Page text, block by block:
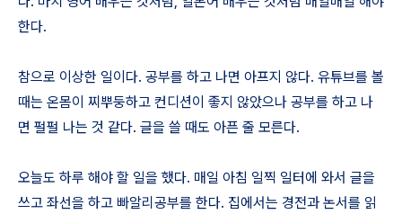
한다.
참으로 이상한 일이다. 공부를 하고 나면 아프지 않다. 유튜브를 볼
때는 온몸이 찌뿌둥하고 컨디션이 좋지 않았으나 공부를 하고 나
면 펄펄 나는 것 같다. 글을 쓸 때도 아픈 줄 모른다.
오늘도 하루 해야 할 일을 했다. 매일 아침 일찍 일터에 와서 글을
쓰고 좌선을 하고 빠알리공부를 한다. 집에서는 경전과 논서를 읽